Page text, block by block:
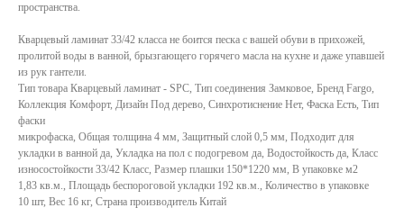
пространства.
Кварцевый ламинат 33/42 класса не боится песка с вашей обуви в прихожей,
пролитой воды в ванной, брызгающего горячего масла на кухне и даже упавшей
из рук гантели.
Тип товара Кварцевый ламинат - SPC, Тип соединения Замковое, Бренд Fargo,
Коллекция Комфорт, Дизайн Под дерево, Синхротиснение Нет, Фаска Есть, Тип
фаски
микрофаска, Общая толщина 4 мм, Защитный слой 0,5 мм, Подходит для
укладки в ванной да, Укладка на пол c подогревом да, Водостойкость да, Класс
износостойкости 33/42 Класс, Размер плашки 150*1220 мм, В упаковке м2
1,83 кв.м., Площадь беспороговой укладки 192 кв.м., Количество в упаковке
10 шт, Вес 16 кг, Страна производитель Китай